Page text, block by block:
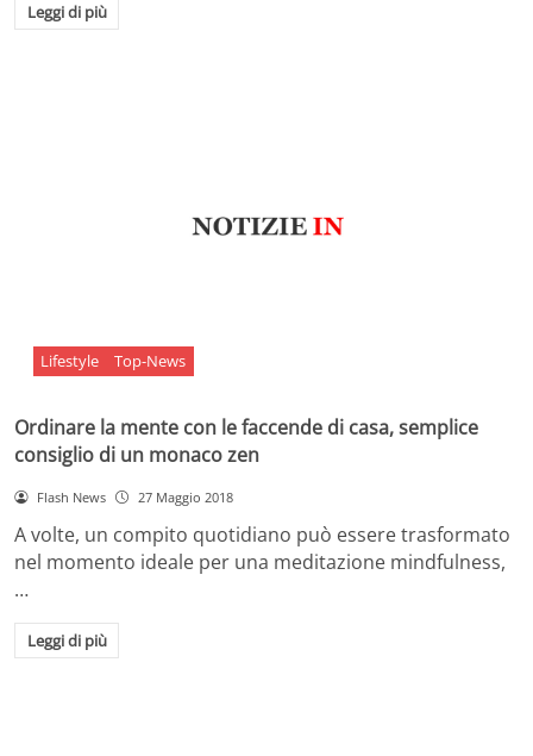
Leggi di più
Lifestyle Top-News
Ordinare la mente con le faccende di casa, semplice
consiglio di un monaco zen
Flash News 27 Maggio 2018
A volte, un compito quotidiano può essere trasformato
nel momento ideale per una meditazione mindfulness,
…
Leggi di più